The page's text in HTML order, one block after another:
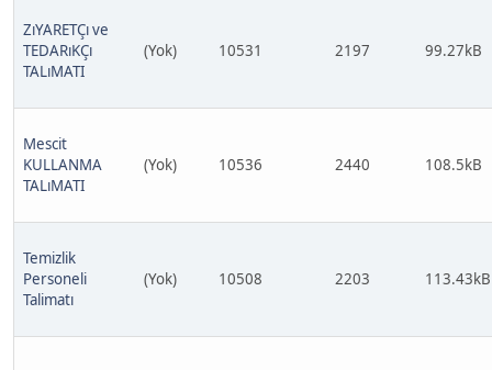
ZıYARETÇı ve
TEDARıKÇı
TALıMATI
(Yok) 10531 2197 99.27kB
Mescit
KULLANMA
TALıMATI
(Yok) 10536 2440 108.5kB
Temizlik
Personeli
Talimatı
(Yok) 10508 2203 113.43kB